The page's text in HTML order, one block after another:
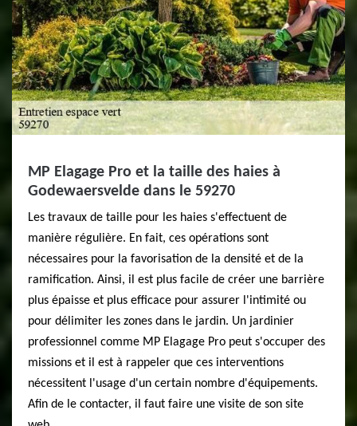
MP Elagage Pro et la taille des haies à
Godewaersvelde dans le 59270
Les travaux de taille pour les haies s'effectuent de
manière régulière. En fait, ces opérations sont
nécessaires pour la favorisation de la densité et de la
ramification. Ainsi, il est plus facile de créer une barrière
plus épaisse et plus efficace pour assurer l'intimité ou
pour délimiter les zones dans le jardin. Un jardinier
professionnel comme MP Elagage Pro peut s'occuper des
missions et il est à rappeler que ces interventions
nécessitent l'usage d'un certain nombre d'équipements.
Afin de le contacter, il faut faire une visite de son site